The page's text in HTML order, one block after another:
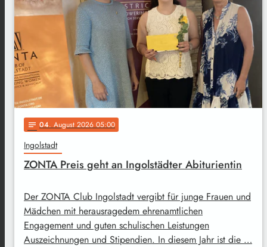
notes 04. August 2026 05:00
Ingolstadt
ZONTA Preis geht an Ingolstädter Abiturientin
Der ZONTA Club Ingolstadt vergibt für junge Frauen und
Mädchen mit herausragedem ehrenamtlichen
Engagement und guten schulischen Leistungen
Auszeichnungen und Stipendien. In diesem Jahr ist die …